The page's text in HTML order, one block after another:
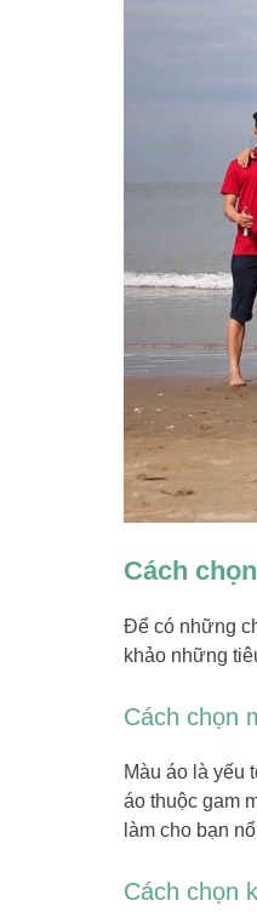
Cách
Để có những
khảo những
Cách chọn
Màu áo là yếu
áo thuộc gam
làm cho bạn
Cách chọn